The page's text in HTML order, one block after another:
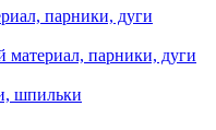
парники, дуги
материал, парники, дуги
шпильки